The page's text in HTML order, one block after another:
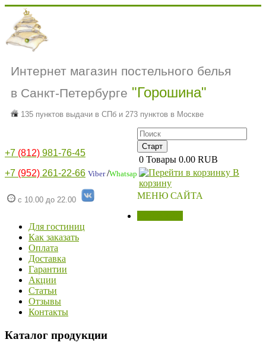
Интернет магазин постельного белья
в Санкт-Петербурге "Горошина"
135 пунктов выдачи в СПб и 273 пунктов в Москве
+7 (812) 981-76-45
+7 (952) 261-22-66 Viber/Whatsap
с 10.00 до 22.00
0 Товары 0.00 RUB
В
корзину
МЕНЮ САЙТА
Для гостиниц
Как заказать
Оплата
Доставка
Гарантии
Акции
Статьи
Отзывы
Контакты
Каталог продукции